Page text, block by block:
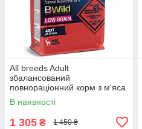
All breeds Adult
збалансований
повнораціонний корм з м'яса
оленя для дорослих собак
всіх порід-2,5кг
В наявності
1 305 ₴ 1 450 ₴